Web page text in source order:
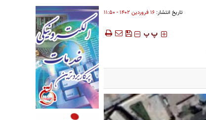
تاریخ انتشار: ۱۶ فروردين ۱۴۰۲ - ۱۱:۵۰
‍‍‍ پ پ